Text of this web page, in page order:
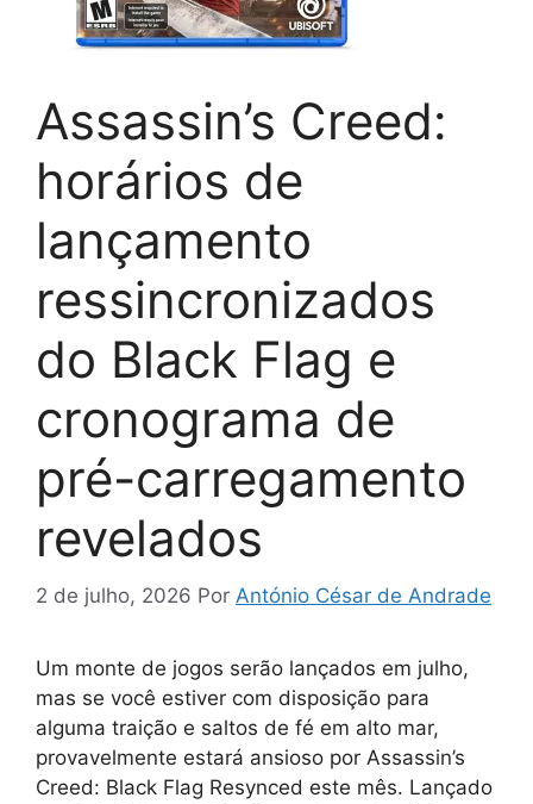
Assassin’s Creed:
horários de
lançamento
ressincronizados
do Black Flag e
cronograma de
pré-carregamento
revelados
2 de julho, 2026 Por António César de Andrade
Um monte de jogos serão lançados em julho,
mas se você estiver com disposição para
alguma traição e saltos de fé em alto mar,
provavelmente estará ansioso por Assassin’s
Creed: Black Flag Resynced este mês. Lançado